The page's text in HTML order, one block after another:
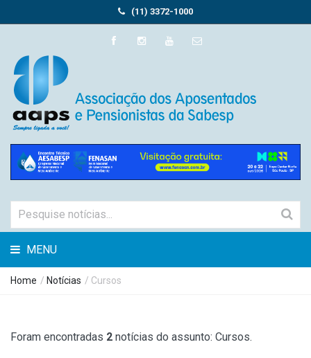
(11) 3372-1000
MENU
Home / Notícias / Cursos
Foram encontradas 2 notícias do assunto: Cursos.